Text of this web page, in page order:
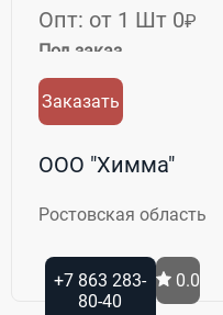
Опт: от 1 Шт 0₽
Под заказ
Заказать
ООО "Химма"
Ростовская область
+7 863 283-
80-40
0.0